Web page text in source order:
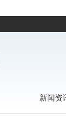
新闻资